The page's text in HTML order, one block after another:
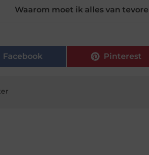
Waarom moet ik alles van
Facebook Pinterest